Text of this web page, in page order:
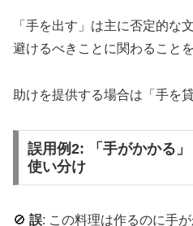
「手を出す」は主に否定的な
避けるべきことに関わること
助けを提供する場合は「手を
誤用例2: 「手がかかる
使い分け
🚫 誤: この料理は作るのに手が